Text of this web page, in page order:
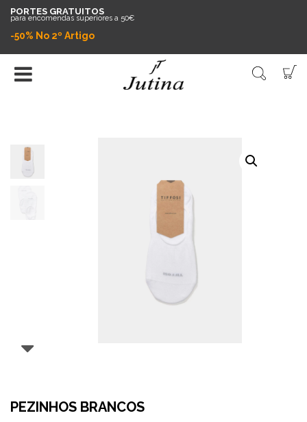
PORTES GRATUITOS
para encomendas superiores a 50€
-50% No 2º Artigo
PEZINHOS BRANCOS